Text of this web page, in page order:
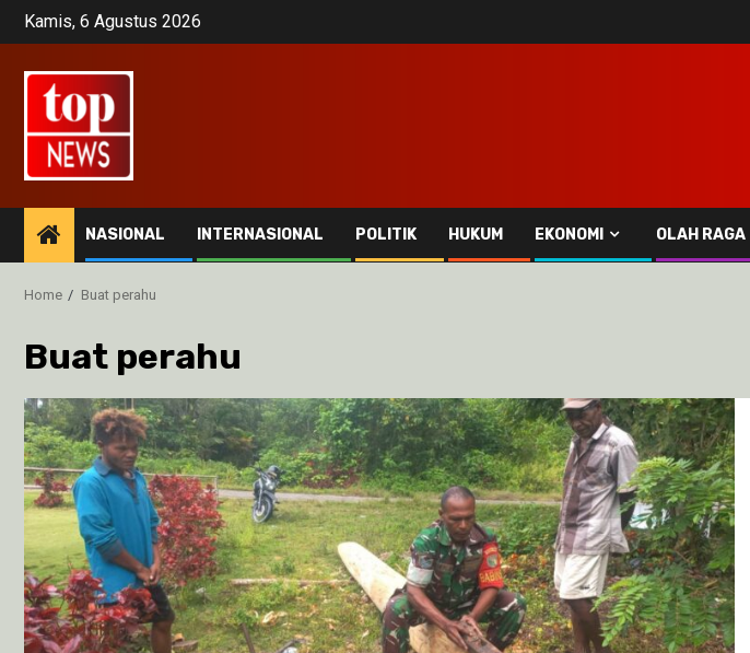
SkipKamis, 6 Agustus 2026
NASIONAL INTERNASIONAL POLITIK HUKUM EKONOMI OLAH RAGA
Home Buat perahu
Buat perahu